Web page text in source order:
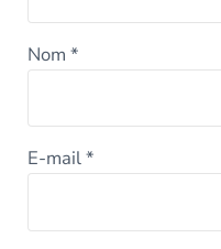
Nom *
E-mail*